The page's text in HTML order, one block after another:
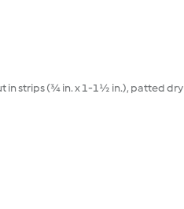
in strips (¾ in. x 1-1½ in.), patted dry